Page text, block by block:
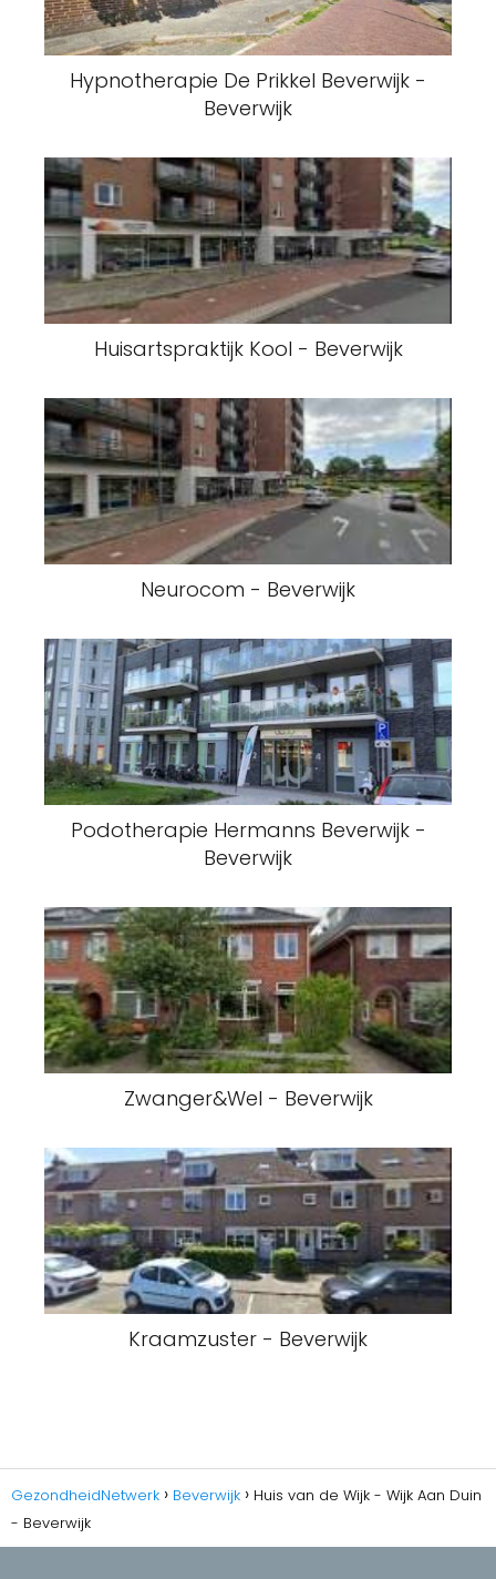
Hypnotherapie De Prikkel Beverwijk -
Beverwijk
Huisartspraktijk Kool - Beverwijk
Neurocom - Beverwijk
Podotherapie Hermanns Beverwijk -
Beverwijk
Zwanger&Wel - Beverwijk
Kraamzuster - Beverwijk
GezondheidNetwerk Beverwijk
Huis van de Wijk - Wijk Aan Duin
- Beverwijk